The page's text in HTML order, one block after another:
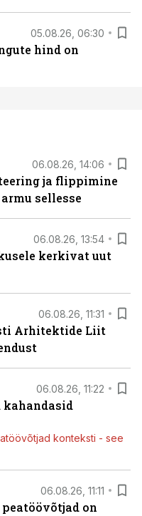
05.08.26, 06:30
hind on
06.08.26, 14:06
ja flippimine
sellesse
06.08.26, 13:54
kerkivat uut
06.08.26, 11:31
Arhitektide Liit
06.08.26, 11:22
kahandasid
konteksti - see
06.08.26, 11:11
on